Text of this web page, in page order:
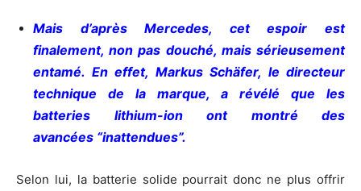
Mais d’après Mercedes, cet espoir est
finalement, non pas douché, mais sérieusement
entamé. En effet, Markus Schäfer, le directeur
technique de la marque, a révélé que les
batteries lithium-ion ont montré des
avancées “inattendues”.
Selon lui, la batterie solide pourrait donc ne plus offrir